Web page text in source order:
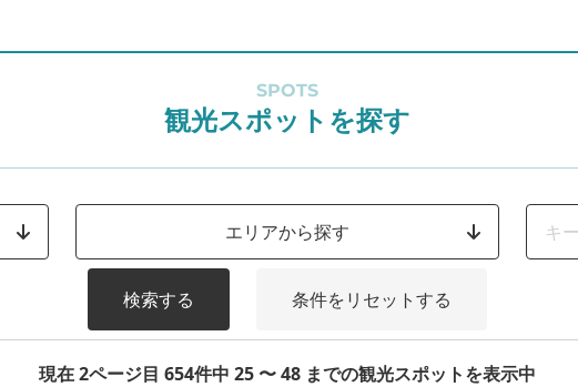
SPOTS
観光スポットを探す
エリアから探す
検索する 条件をリセットする
現在 2ページ目 654件中 25 〜 48 までの観光スポットを表示中